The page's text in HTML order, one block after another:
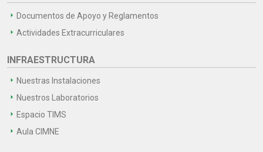
Documentos de Apoyo y Reglamentos
Actividades Extracurriculares
INFRAESTRUCTURA
Nuestras Instalaciones
Nuestros Laboratorios
Espacio TIMS
Aula CIMNE